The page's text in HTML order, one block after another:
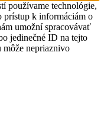
používame technológie,
prístup k informáciám o
umožní spracovávať
jedinečné ID na tejto
môže nepriaznivo